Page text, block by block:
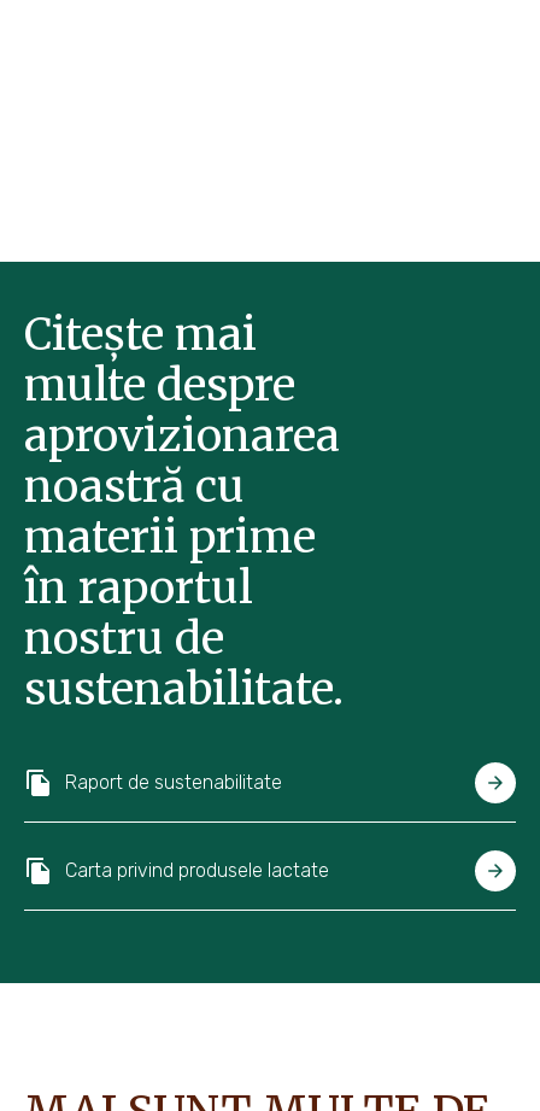
Citește mai
multe despre
aprovizionarea
noastră cu
materii prime
în raportul
nostru de
sustenabilitate.
Raport de sustenabilitate
Carta privind produsele lactate